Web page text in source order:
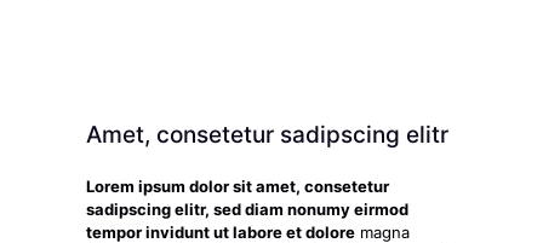
Amet, consetetur sadipscing elitr
Lorem ipsum dolor sit amet, consetetur
sadipscing elitr, sed diam nonumy eirmod
tempor invidunt ut labore et dolore magna